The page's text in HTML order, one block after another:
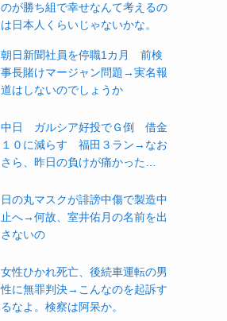
のが勝ち組で幸せなんて考えるの
は日本人くらいじゃないかな。
朝日新聞社員を停職1カ月 前検
事長賭けマージャン問題→実名報
道はしないのでしょうか
中日 ガルシア好投でＧ倒 借金
１０に減らす 福田３ラン→なお
さら、昨日の負けが痛かった…
日の丸マスクが誹謗中傷で製造中
止へ→何故、室井佑月の名前を出
さないの
女性ひかれ死亡、後続車運転の男
性に無罪判決→こんなのを起訴す
るなよ。検察は阿呆か。